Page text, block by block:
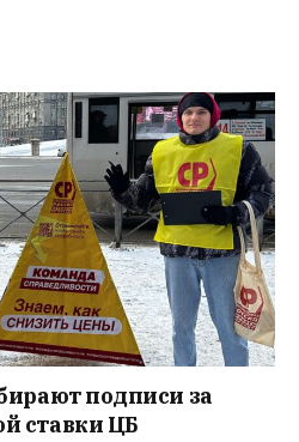
подписи за
ставки ЦБ